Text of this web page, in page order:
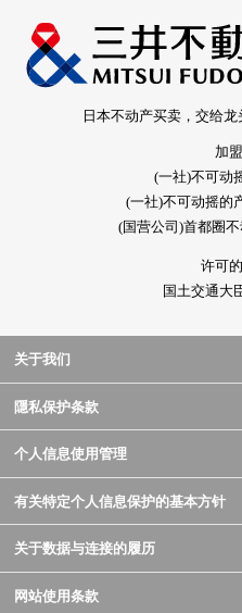
日本不动产买卖，交给
加
(一社)不可动
(一社)不可动摇的
(国营公司)首都圈
许可
国土交通大
关于我们
隱私保护条款
个人信息使用管理
有关特定个人信息保护的基本方针
关于数据与连接的履历
网站使用条款